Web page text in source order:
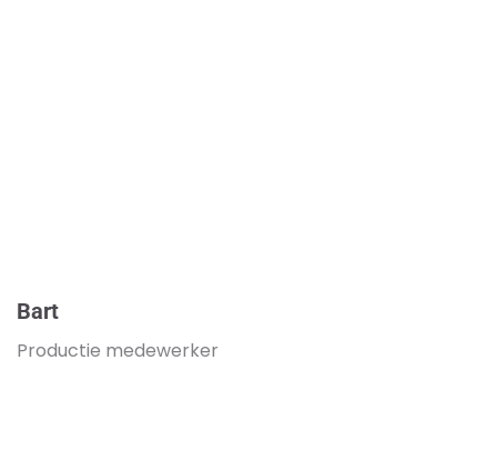
Bart
Productie medewerker